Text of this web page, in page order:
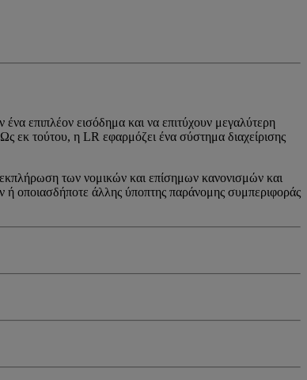
επιπλέον εισόδημα και να επιτύχουν μεγαλύτερη
εκ τούτου, η LR εφαρμόζει ένα σύστημα διαχείρισης
των νομικών και επίσημων κανονισμών και
ή οποιασδήποτε άλλης ύποπτης παράνομης συμπεριφοράς